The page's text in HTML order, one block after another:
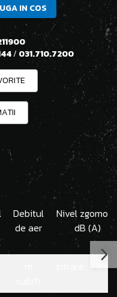
IN COS
/ 031.710.7200
Debitul
de aer
Nivel
dB (A)